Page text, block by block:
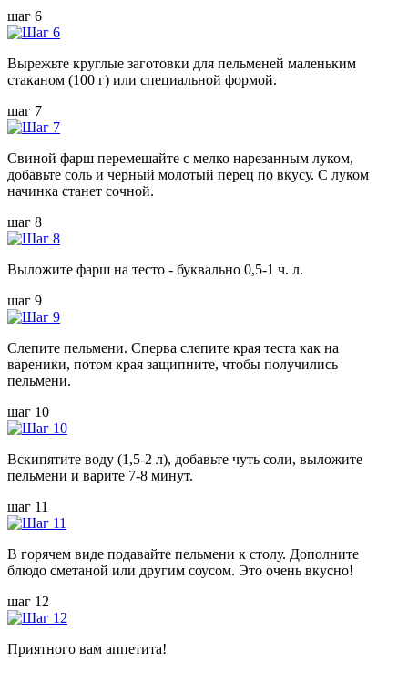
шаг 6
Вырежьте круглые заготовки для пельменей маленьким
стаканом (100 г) или специальной формой.
шаг 7
Свиной фарш перемешайте с мелко нарезанным луком,
добавьте соль и черный молотый перец по вкусу. С луком
начинка станет сочной.
шаг 8
Выложите фарш на тесто - буквально 0,5-1 ч. л.
шаг 9
Слепите пельмени. Сперва слепите края теста как на
вареники, потом края защипните, чтобы получились
пельмени.
шаг 10
Вскипятите воду (1,5-2 л), добавьте чуть соли, выложите
пельмени и варите 7-8 минут.
шаг 11
В горячем виде подавайте пельмени к столу. Дополните
блюдо сметаной или другим соусом. Это очень вкусно!
шаг 12
Приятного вам аппетита!